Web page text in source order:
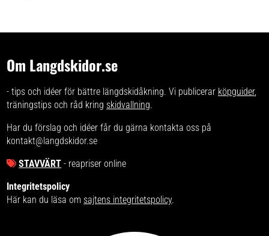
Om Langdskidor.se
- tips och idéer för bättre längdskidåkning. Vi publicerar köpguider,
träningstips och råd kring skidvallning.
Har du förslag och idéer får du gärna kontakta oss på
kontakt@langdskidor.se
STAVVÄRT - reapriser online
Integritetspolicy
Här kan du läsa om sajtens integritetspolicy.